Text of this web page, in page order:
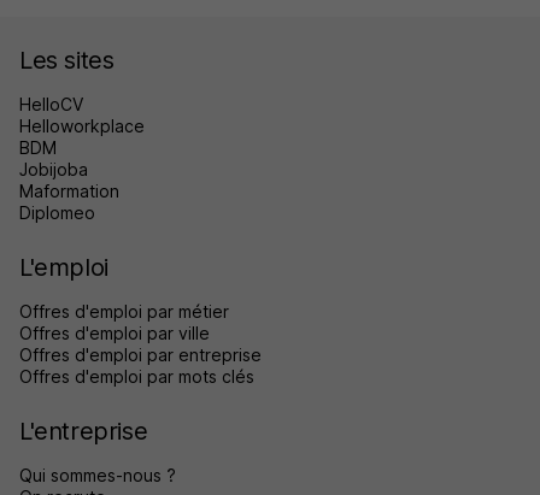
Les sites
HelloCV
Helloworkplace
BDM
Jobijoba
Maformation
Diplomeo
L'emploi
Offres d'emploi par métier
Offres d'emploi par ville
Offres d'emploi par entreprise
Offres d'emploi par mots clés
L'entreprise
Qui sommes-nous ?